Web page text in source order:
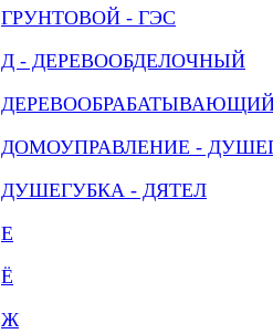
ГРУНТОВОЙ - ГЭС
Д - ДЕРЕВООБДЕЛОЧНЫЙ
ДОМОУПРАВЛЕНИЕ -
ДУШЕГУБКА - ДЯТЕЛ
Е
Ё
Ж